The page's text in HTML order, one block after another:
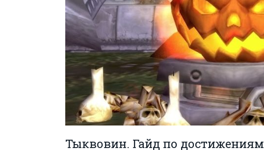
Тыквовин. Гайд по достижениям